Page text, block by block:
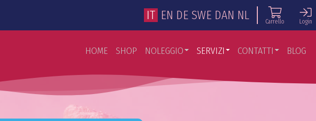
Carrello Login
IT EN DE SWE DAN NL
HOME SHOP NOLEGGIO SERVIZI CONTATTI BLOG